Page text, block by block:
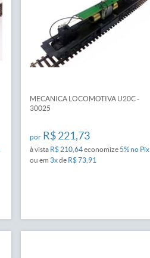
MECANICA LOCOMOTIVA U20C -
30025
por R$ 221,73
à vista R$ 210,64economize 5%no Pix
ou em 3xde R$ 73,91